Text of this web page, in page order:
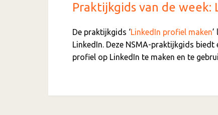
Praktijkgids van de week:
De praktijkgids ‘LinkedIn profiel maken
LinkedIn. Deze NSMA-praktijkgids
profiel op LinkedIn te maken en te